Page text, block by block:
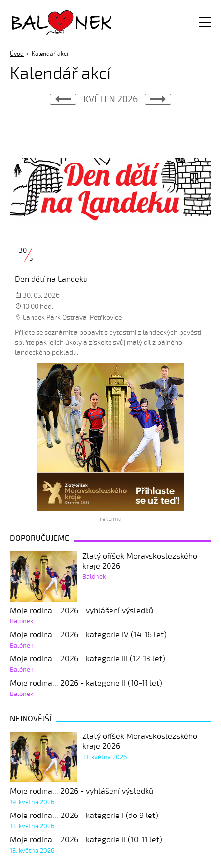
Balónek z.s.
Úvod Kalendář akcí
Kalendář akcí
KVĚTEN 2026
30
5
Den dětí na Landeku
30. 05. 2026
10:00 hod.
Landek Park Ostrava-Petřkovice
Přijďte se seznámit a pobavit s bytostmi z landeckých pověstí,
splňte pak jejich úkoly a získejte svůj malý díl z bájného
landeckého pokladu.
reklama
DOPORUČUJEME
Zlatý oříšek Moravskoslezského
kraje 2026
Balónek
Moje rodina... 2026 - vyhlášení výsledků
Balónek
Moje rodina... 2026 - kategorie IV (14-16 let)
Balónek
Moje rodina... 2026 - kategorie III (12-13 let)
Balónek
Moje rodina... 2026 - kategorie II (10-11 let)
Balónek
NEJNOVĚJŠÍ
Zlatý oříšek Moravskoslezského
kraje 2026
31. května 2026
Moje rodina... 2026 - vyhlášení výsledků
19. května 2026
Moje rodina... 2026 - kategorie I (do 9 let)
13. května 2026
Moje rodina... 2026 - kategorie II (10-11 let)
13. května 2026